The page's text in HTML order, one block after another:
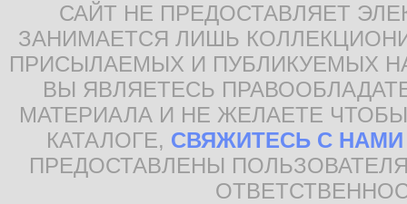
САЙТ НЕ ПРЕДОСТАВЛЯЕТ
ЗАНИМАЕТСЯ ЛИШЬ
ПРИСЫЛАЕМЫХ И ПУБЛИКУЕМЫХ
ВЫ ЯВЛЯЕТЕСЬ
МАТЕРИАЛА И НЕ ЖЕЛАЕТЕ
КАТАЛОГЕ, СВЯЖИТЕСЬ С НАМИ
ПРЕДОСТАВЛЕНЫ